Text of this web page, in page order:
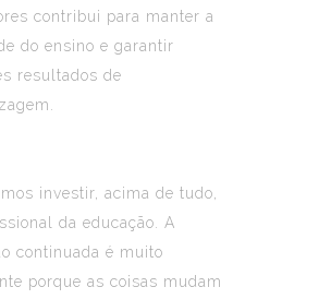
contribui para manter a
do ensino e garantir
resultados de
investir, acima de tudo,
da educação. A
continuada é muito
porque as coisas mudam